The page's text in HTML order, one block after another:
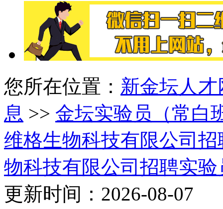
您所在位置： 新金坛人才
息 >> 金坛实验员（常白
维格生物科技有限公司招
物科技有限公司招聘实
更新时间：2026-08-07